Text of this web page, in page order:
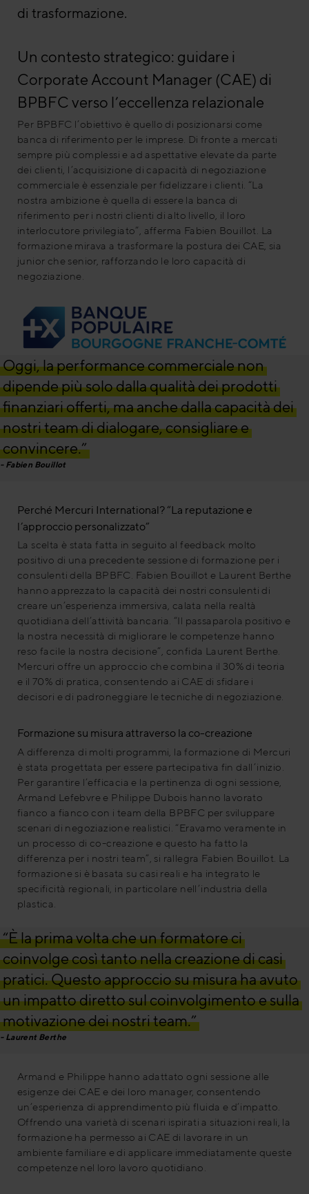
di trasformazione.
Un contesto strategico: guidare i
Corporate Account Manager (CAE) di
BPBFC verso l’eccellenza relazionale
Per BPBFC l’obiettivo è quello di posizionarsi come
banca di riferimento per le imprese. Di fronte a mercati
sempre più complessi e ad aspettative elevate da parte
dei clienti, l’acquisizione di capacità di negoziazione
commerciale è essenziale per fidelizzare i clienti. “La
nostra ambizione è quella di essere la banca di
riferimento per i nostri clienti di alto livello, il loro
interlocutore privilegiato”, afferma Fabien Bouillot. La
formazione mirava a trasformare la postura dei CAE, sia
junior che senior, rafforzando le loro capacità di
negoziazione.
Oggi, la performance commerciale non
dipende più solo dalla qualità dei prodotti
finanziari offerti, ma anche dalla capacità dei
nostri team di dialogare, consigliare e
convincere.”
Fabien Bouillot
Perché Mercuri International? “La reputazione e
l’approccio personalizzato”
La scelta è stata fatta in seguito al feedback molto
positivo di una precedente sessione di formazione per i
consulenti della BPBFC. Fabien Bouillot e Laurent Berthe
hanno apprezzato la capacità dei nostri consulenti di
creare un’esperienza immersiva, calata nella realtà
quotidiana dell’attività bancaria. “Il passaparola positivo e
la nostra necessità di migliorare le competenze hanno
reso facile la nostra decisione”, confida Laurent Berthe.
Mercuri offre un approccio che combina il 30% di teoria
e il 70% di pratica, consentendo ai CAE di sfidare i
decisori e di padroneggiare le tecniche di negoziazione.
Formazione su misura attraverso la co-creazione
A differenza di molti programmi, la formazione di Mercuri
è stata progettata per essere partecipativa fin dall’inizio.
Per garantire l’efficacia e la pertinenza di ogni sessione,
Armand Lefebvre e Philippe Dubois hanno lavorato
fianco a fianco con i team della BPBFC per sviluppare
scenari di negoziazione realistici. “Eravamo veramente in
un processo di co-creazione e questo ha fatto la
differenza per i nostri team”, si rallegra Fabien Bouillot. La
formazione si è basata su casi reali e ha integrato le
specificità regionali, in particolare nell’industria della
plastica.
“È la prima volta che un formatore ci
coinvolge così tanto nella creazione di casi
pratici. Questo approccio su misura ha avuto
un impatto diretto sul coinvolgimento e sulla
motivazione dei nostri team.”
Laurent Berthe
Armand e Philippe hanno adattato ogni sessione alle
esigenze dei CAE e dei loro manager, consentendo
un’esperienza di apprendimento più fluida e d’impatto.
Offrendo una varietà di scenari ispirati a situazioni reali, la
formazione ha permesso ai CAE di lavorare in un
ambiente familiare e di applicare immediatamente queste
competenze nel loro lavoro quotidiano.